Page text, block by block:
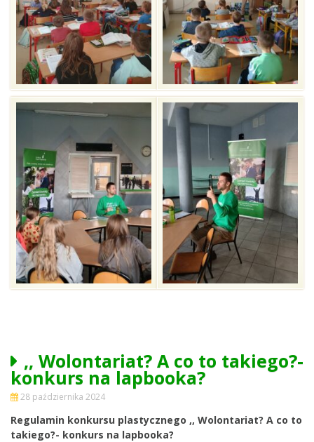
,, Wolontariat? A co to takiego?-
konkurs na lapbooka?
28 października 2024
Regulamin konkursu plastycznego ,, Wolontariat? A co to
takiego?- konkurs na lapbooka?